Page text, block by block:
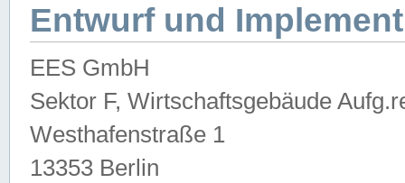
Entwurf und
EES GmbH
Sektor F, Wirtschaftsgebäude
Westhafenstraße 1
13353 Berlin